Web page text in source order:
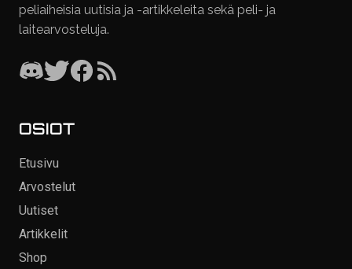
peliaiheisia uutisia ja -artikkeleita sekä peli- ja
laitearvosteluja.
OSIOT
Etusivu
Arvostelut
Uutiset
Artikkelit
Shop